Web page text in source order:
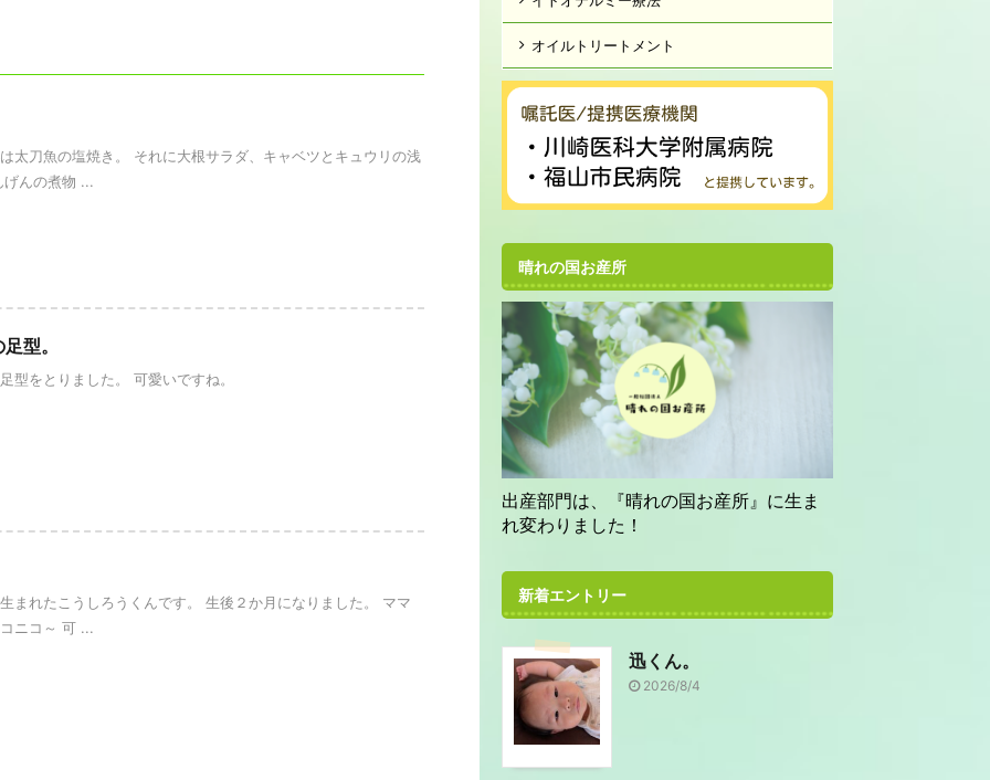
太刀魚の塩焼き。 それに大根サラダ、キャベツとキュウリの浅
んの煮物 ...
型。
型をとりました。 可愛いですね。
まれたこうしろうくんです。 生後２か月になりました。 ママ
ニコ～ 可 ...
オイルトリートメント
晴れの国お産所
出産部門は、『晴れの国お産所』に生ま
れ変わりました！
新着エントリー
迅くん。
2026/8/4